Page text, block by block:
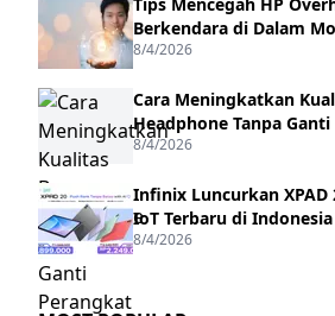
Berkendara di Dalam
8/4/2026
Cara Meningkatkan
Headphone Tanpa
8/4/2026
Infinix Luncurkan XPAD
IoT Terbaru di Indonesia
8/4/2026